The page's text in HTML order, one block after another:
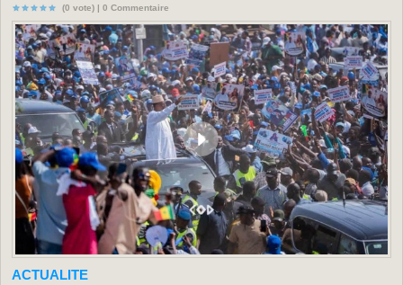
(0 vote) | 0 Commentaire
ACTUALITE